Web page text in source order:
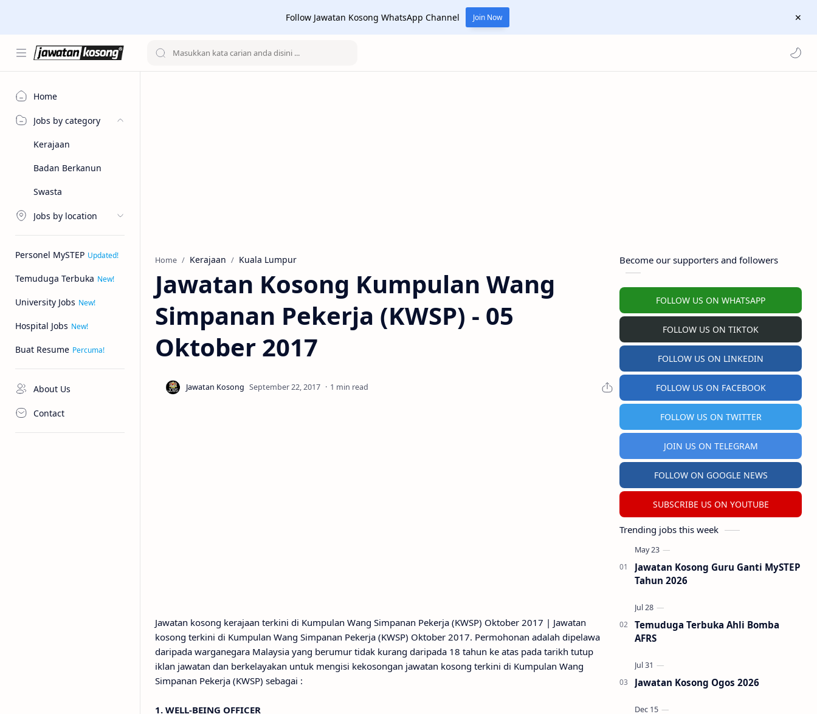
Follow Jawatan Kosong WhatsApp Channel Join Now
Home
Jobs by category
Kerajaan
Badan Berkanun
Swasta
Jobs by location
Personel MySTEP
Temuduga Terbuka
University Jobs
Hospital Jobs
Buat Resume
About Us
Contact
Home Kerajaan Kuala Lumpur
Jawatan Kosong Kumpulan Wang
Simpanan Pekerja (KWSP) - 05
Oktober 2017
1 min read
Jawatan kosong kerajaan terkini di Kumpulan Wang Simpanan Pekerja (KWSP) Oktober 2017 | Jawatan
kosong terkini di Kumpulan Wang Simpanan Pekerja (KWSP) Oktober 2017. Permohonan adalah dipelawa
daripada warganegara Malaysia yang berumur tidak kurang daripada 18 tahun ke atas pada tarikh tutup
iklan jawatan dan berkelayakan untuk mengisi kekosongan jawatan kosong terkini di Kumpulan Wang
Simpanan Pekerja (KWSP) sebagai :
1. WELL-BEING OFFICER
Become our supporters and followers
FOLLOW US ON WHATSAPP
FOLLOW US ON TIKTOK
FOLLOW US ON LINKEDIN
FOLLOW US ON FACEBOOK
FOLLOW US ON TWITTER
JOIN US ON TELEGRAM
FOLLOW ON GOOGLE NEWS
SUBSCRIBE US ON YOUTUBE
Trending jobs this week
Jawatan Kosong Guru Ganti MySTEP
Tahun 2026
Temuduga Terbuka Ahli Bomba
AFRS
Jawatan Kosong Ogos 2026